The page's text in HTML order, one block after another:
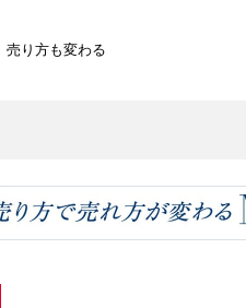
売り方も変わる